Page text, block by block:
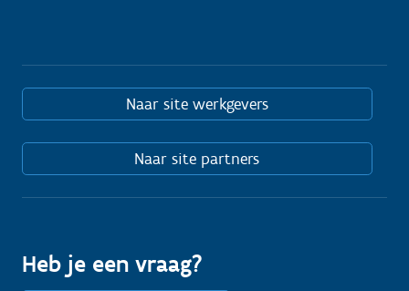
Naar site werkgevers
Naar site partners
Heb je een vraag?